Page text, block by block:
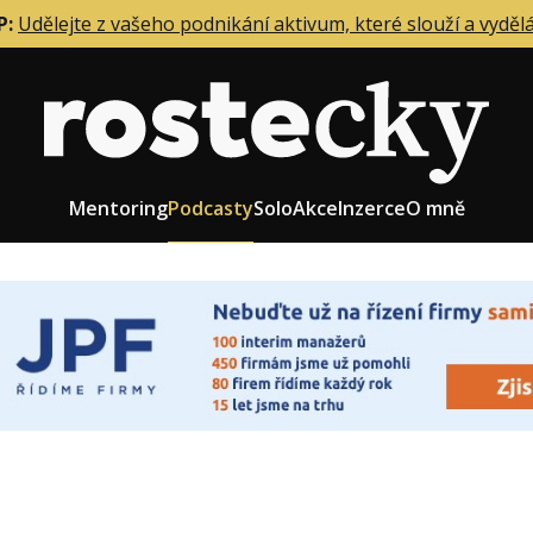
Udělejte z vašeho podnikání aktivum, které slouží a
MentoringPodcastySoloAkceInzerceO mně
firmy
zaměstnanců
Role zakladatele/CEO
Růst firmy